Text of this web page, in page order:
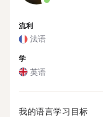
流利
法语
学
英语
我的语言学习目标